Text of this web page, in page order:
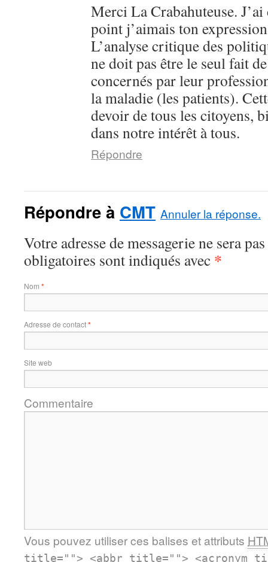
Merci La Crabahuteuse.
point j’aimais ton
L’analyse critique des
ne doit pas être le seul fait
concernés par leur
la maladie (les patients).
devoir de tous les citoyens,
dans notre intérêt à tous.
Répondre
Répondre à CMT Annuler la réponse.
Votre adresse de messagerie ne sera
obligatoires sont indiqués avec *
Nom *
Adresse de contact*
Site web
Commentaire
Vous pouvez utiliser ces balises et attributs
title=""> <abbr title=""> <acronym